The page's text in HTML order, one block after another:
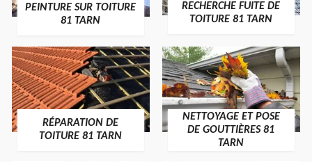
PEINTURE SUR TOITURE
81 TARN
RECHERCHE FUITE DE
TOITURE 81 TARN
RÉPARATION DE
TOITURE 81 TARN
NETTOYAGE ET POSE
DE GOUTTIÈRES 81
TARN